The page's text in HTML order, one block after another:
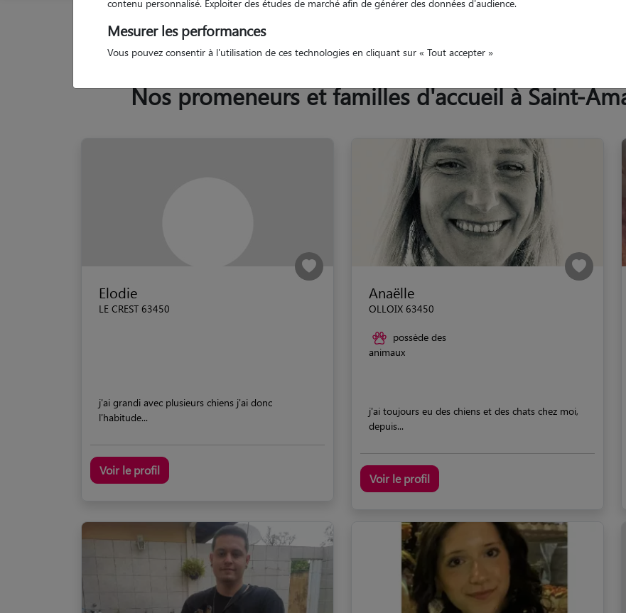
Nos promeneurs et familles d'accueil à Saint-
Elodie
LE CREST 63450
j'ai grandi avec plusieurs chiens j'ai donc
l'habitude...
Voir le profil
Anaëlle
OLLOIX 63450
possède des
animaux
j'ai toujours eu des chiens et des chats chez moi,
depuis...
Voir le profil
contenu personnalisé. Exploiter des études de marché afin de générer des données d'audience.
Mesurer les performances
Vous pouvez consentir à l'utilisation de ces technologies en cliquant sur « Tout accepter »